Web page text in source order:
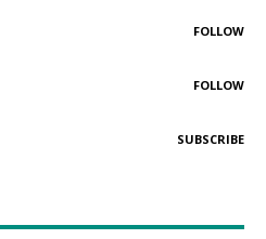
FOLLOW
FOLLOW
SUBSCRIBE